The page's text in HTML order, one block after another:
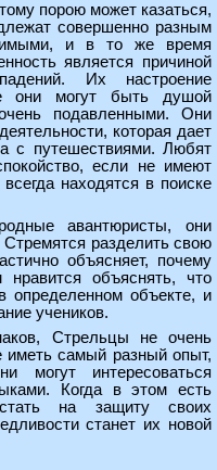
порою может казаться,
совершенно разным
и в то же время
является причиной
Их настроение
они могут быть душой
подавленными. Они
которая дает
с путешествиями. Любят
если не имеют
находятся в поиске
авантюристы, они
разделить свою
объясняет, почему
объяснять, что
определенном объекте, и
учеников.
Стрельцы не очень
иметь самый разный опыт,
могут интересоваться
Когда в этом есть
на защиту своих
станет их новой